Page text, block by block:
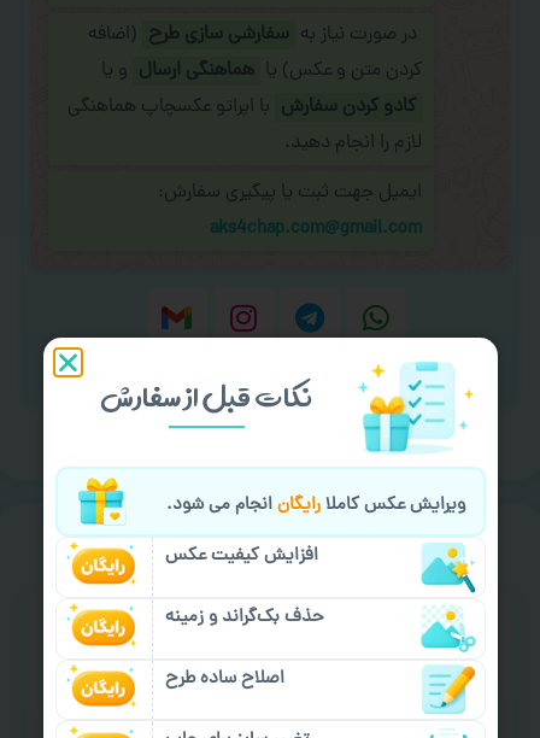
در صورت نیاز به سفارشی سازی طرح (اضافه
کردن متن و عکس) یا هماهنگی ارسال و یا
کادو کردن سفارش با اپراتو عکسچاپ هماهنگی
لازم را انجام دهید.
ایمیل جهت ثبت یا پیگیری سفارش:
aks4chap.com@gmail.com
برای ارسال پیام کلیک کنید
خیالت راحت ازسفارش گیری
نکات قبل از سفارش
ویرایش عکس کاملارایگانانجام می شود.
افزایش کیفیت عکس
حذف بک‌گراند و زمینه
اصلاح ساده طرح